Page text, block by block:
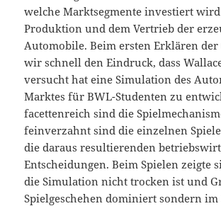
welche Marktsegmente investiert
Produktion und dem Vertrieb der
Automobile. Beim ersten Erklären der
wir schnell den Eindruck, dass
versucht hat eine Simulation des
Marktes für BWL-Studenten zu
facettenreich sind die
feinverzahnt sind die einzelnen
die daraus resultierenden
Entscheidungen. Beim Spielen zeigte
die Simulation nicht trocken ist und
Spielgeschehen dominiert sondern im